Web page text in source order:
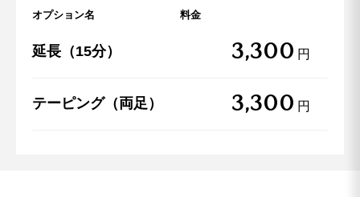
オプション名 料金
延長（15分） 3,300 円
テーピング（両足） 3,300 円